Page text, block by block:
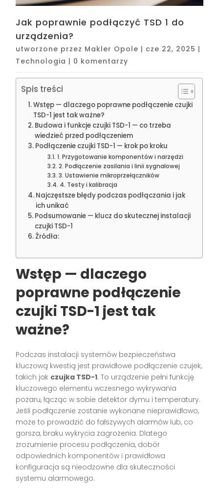
Jak poprawnie podłączyć TSD 1 do
urządzenia?
utworzone przez Makler Opole | cze 22, 2025 |
Technologia | 0 komentarzy
Spis treści
Wstęp — dlaczego poprawne podłączenie czujki
TSD-1 jest tak ważne?
Budowa i funkcje czujki TSD-1 — co trzeba
wiedzieć przed podłączeniem
Podłączenie czujki TSD-1 — krok po kroku
1. Przygotowanie komponentów i narzędzi
2. Podłączenie zasilania i linii sygnałowej
3. Ustawienie mikroprzełączników
4. Testy i kalibracja
Najczęstsze błędy podczas podłączania i jak
ich unikać
Podsumowanie — klucz do skutecznej instalacji
czujki TSD-1
Źródła:
Wstęp — dlaczego
poprawne podłączenie
czujki TSD-1 jest tak
ważne?
Podczas instalacji systemów bezpieczeństwa
kluczową kwestią jest prawidłowe podłączenie czujek,
takich jak czujka TSD-1. To urządzenie pełni funkcję
kluczowego elementu wczesnego wykrywania
pożaru, łącząc w sobie detektor dymu i temperatury.
Jeśli podłączenie zostanie wykonane nieprawidłowo,
może to prowadzić do fałszywych alarmów lub, co
gorsza, braku wykrycia zagrożenia. Dlatego
zrozumienie procesu podłączenia, dobór
odpowiednich komponentów i prawidłowa
konfiguracja są nieodzowne dla skuteczności
systemu alarmowego.